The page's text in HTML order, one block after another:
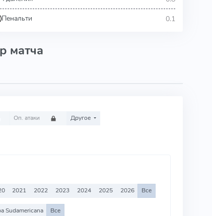
Пенальти 0.1
матча
Оп. атаки Другое
2021 2022 2023 2024 2025 2026 Все
Sudamericana Все